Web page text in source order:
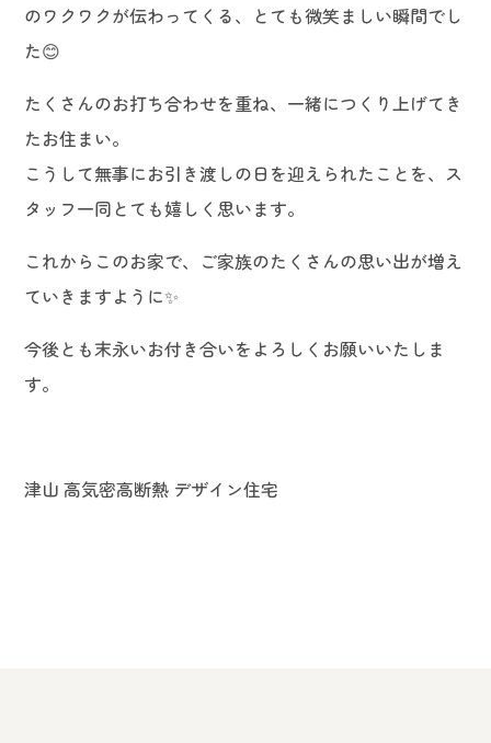
のワクワクが伝わってくる、とても微笑ましい瞬間でし
た😊
たくさんのお打ち合わせを重ね、一緒につくり上げてき
たお住まい。
こうして無事にお引き渡しの日を迎えられたことを、ス
タッフ一同とても嬉しく思います。
これからこのお家で、ご家族のたくさんの思い出が増え
ていきますように✨
今後とも末永いお付き合いをよろしくお願いいたしま
す。
津山 高気密高断熱 デザイン住宅